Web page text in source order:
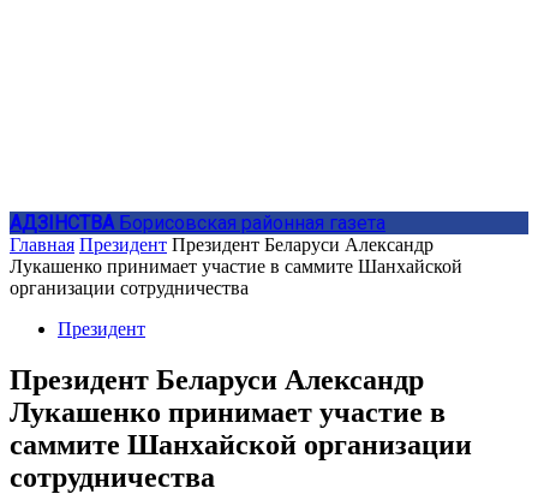
АДЗIНСТВА Борисовская районная газета
Главная Президент Президент Беларуси Александр
Лукашенко принимает участие в саммите Шанхайской
организации сотрудничества
Президент
Президент Беларуси Александр
Лукашенко принимает участие в
саммите Шанхайской организации
сотрудничества